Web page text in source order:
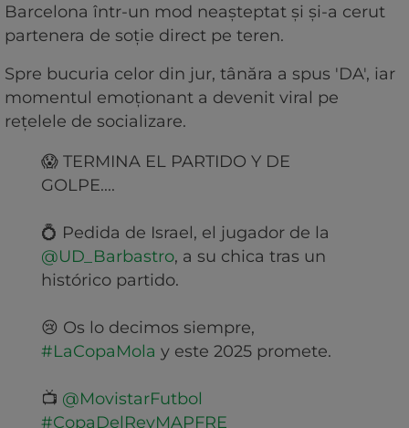
Barcelona într-un mod neașteptat și și-a cerut
partenera de soție direct pe teren.
Spre bucuria celor din jur, tânăra a spus 'DA', iar
momentul emoționant a devenit viral pe
rețelele de socializare.
😱 TERMINA EL PARTIDO Y DE
GOLPE....
💍 Pedida de Israel, el jugador de la
@UD_Barbastro, a su chica tras un
histórico partido.
😢 Os lo decimos siempre,
#LaCopaMola y este 2025 promete.
📺 @MovistarFutbol
#CopaDelReyMAPFRE